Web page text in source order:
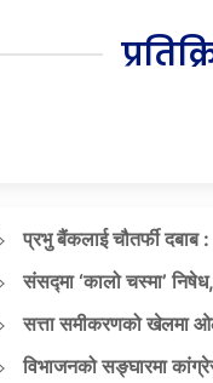
प्रभु बैंकलाई चौतर्फी दबाब
संसद्मा ‘कालो चस्मा’
सत्ता समीकरणको खेलमा
विभाजनको सङ्घारमा